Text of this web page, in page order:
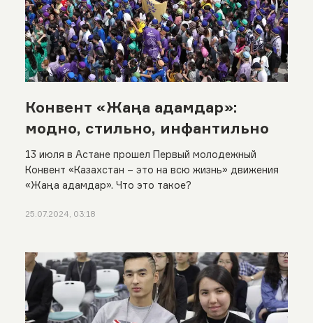
Конвент «Жаңа адамдар»:
модно, стильно, инфантильно
13 июля в Астане прошел Первый молодежный
Конвент «Казахстан – это на всю жизнь» движения
«Жаңа адамдар». Что это такое?
25.07.2024, 03:18